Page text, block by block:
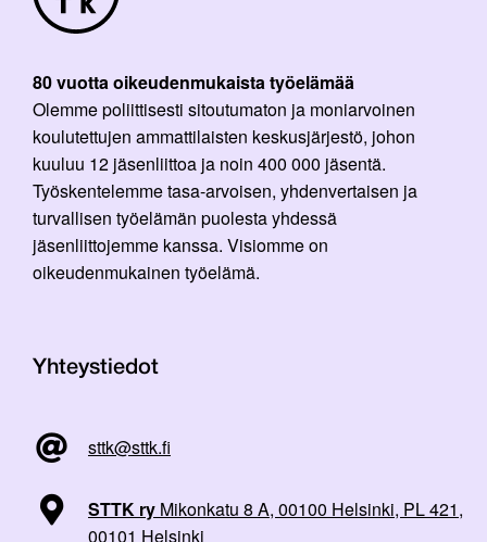
80 vuotta oikeudenmukaista työelämää
Olemme poliittisesti sitoutumaton ja moniarvoinen
koulutettujen ammattilaisten keskusjärjestö, johon
kuuluu 12 jäsenliittoa ja noin 400 000 jäsentä.
Työskentelemme tasa-arvoisen, yhdenvertaisen ja
turvallisen työelämän puolesta yhdessä
jäsenliittojemme kanssa. Visiomme on
oikeudenmukainen työelämä.
Yhteystiedot
sttk@sttk.fi
STTK ry Mikonkatu 8 A, 00100 Helsinki, PL 421,
00101 Helsinki